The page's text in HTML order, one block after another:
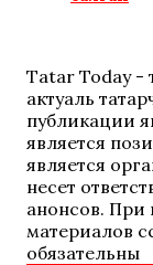
Tatar Today -
актуаль
публикации
является
является
несет
анонсов. При
материалов
обязательны